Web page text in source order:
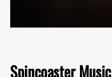
Spincoaster